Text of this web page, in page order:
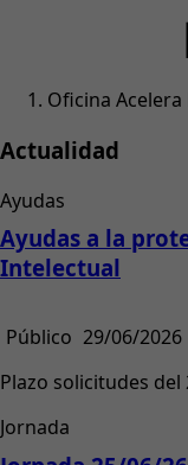
Oficina Acelera
Actualidad
Ayudas
Ayudas a la
Intelectual
Público 29/06/2026
Plazo solicitudes
Jornada